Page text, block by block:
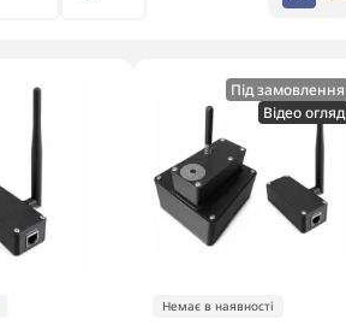
Під замовлення
Відео огляд
Немає в наявності